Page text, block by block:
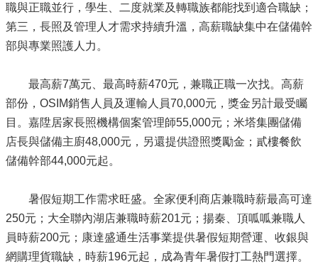
職與正職並行，學生、二度就業及轉職族都能找到適合職缺；
第三，長照及管理人才需求持續升溫，高薪職缺集中在儲備幹
部與專業照護人力。
最高薪7萬元、最高時薪470元，兼職正職一次找。高薪
部份，OSIM銷售人員及運輸人員70,000元，獎金另計最受矚
目。嘉陞居家長照機構個案管理師55,000元；米塔集團儲備
店長與儲備主廚48,000元，另還提供證照獎勵金；貳樓餐飲
儲備幹部44,000元起。
暑假短期工作需求旺盛。全家便利商店兼職時薪最高可達
250元；大全聯內湖店兼職時薪201元；揚秦、頂呱呱兼職人
員時薪200元；康達盛通生活事業提供暑假短期營運、收銀與
網購理貨職缺，時薪196元起，成為青年暑假打工熱門選擇。